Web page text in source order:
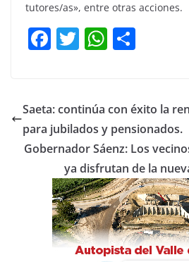
tutores/as», entre otras acciones.
F
e
b
o
o
k
T
er
W
s
A
p
p
p
ar
tir
Saeta: continúa con éxito la
para jubilados y pensionados.
Gobernador Sáenz: Los
ya disfrutan de la